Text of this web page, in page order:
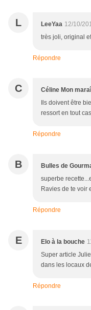
L LeeYaa 12/10/
très joli, original
Répondre
C Céline Mon
Ils doivent être
ressort en tout
Répondre
B Bulles de
superbe
Ravies de te voir
Répondre
E Elo à la bouche
Super article
dans les locaux
Répondre